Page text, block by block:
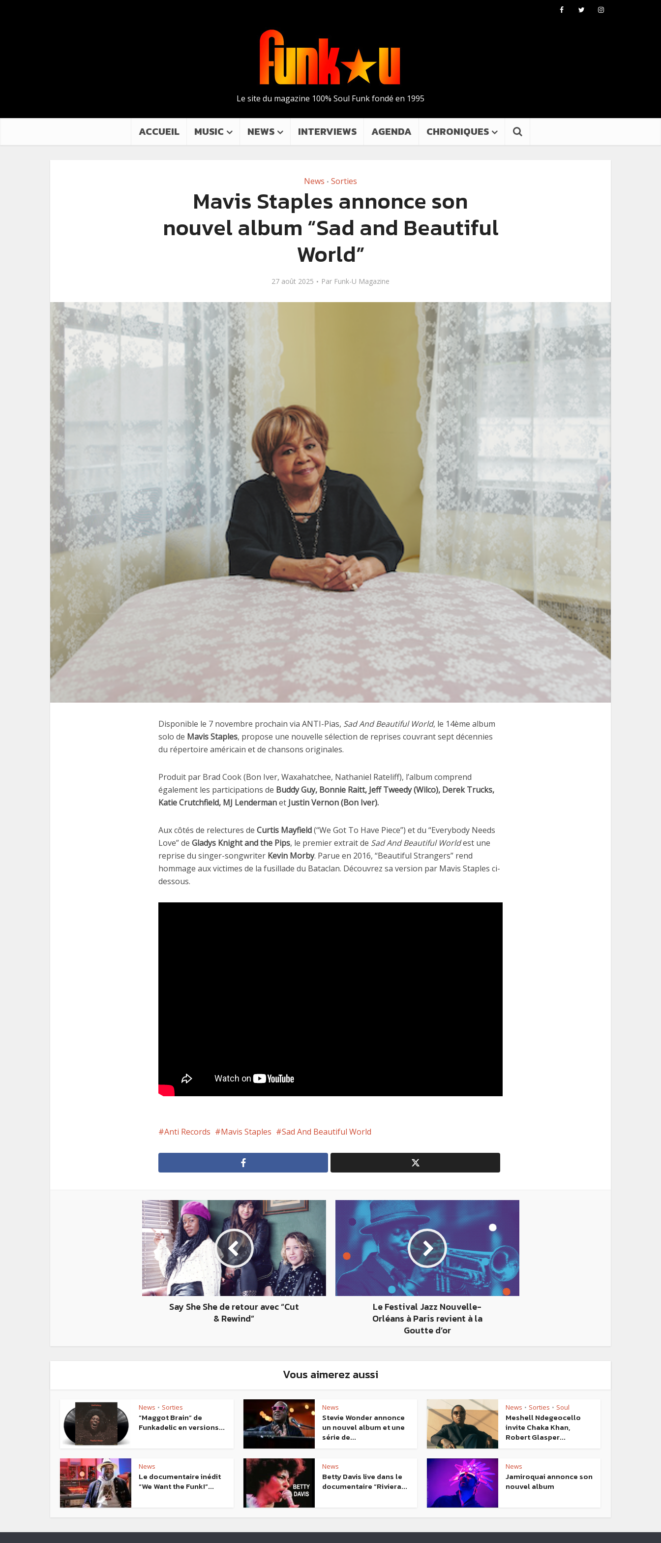
Le site du magazine 100% Soul Funk fondé en 1995
ACCUEIL MUSIC NEWS INTERVIEWS AGENDA CHRONIQUES
News • Sorties
Mavis Staples annonce son
nouvel album “Sad and Beautiful
World”
27 août 2025 Par Funk-U Magazine
Disponible le 7 novembre prochain via ANTI-Pias, Sad And Beautiful World, le 14ème album
solo de Mavis Staples, propose une nouvelle sélection de reprises couvrant sept décennies
du répertoire américain et de chansons originales.
Produit par Brad Cook (Bon Iver, Waxahatchee, Nathaniel Rateliff), l’album comprend
également les participations de Buddy Guy, Bonnie Raitt, Jeff Tweedy (Wilco), Derek Trucks,
Katie Crutchfield, MJ Lendermanet Justin Vernon (Bon Iver).
Aux côtés de relectures de Curtis Mayfield(“We Got To Have Piece”) et du “Everybody Needs
Love” de Gladys Knight and the Pips, le premier extrait de Sad And Beautiful Worldest une
reprise du singer-songwriter Kevin Morby. Parue en 2016, “Beautiful Strangers” rend
hommage aux victimes de la fusillade du Bataclan. Découvrez sa version par Mavis Staples ci-
dessous.
Anti Records Mavis Staples Sad And Beautiful World
Say She She de retour avec “Cut
& Rewind”
Le Festival Jazz Nouvelle-
Orléans à Paris revient à la
Goutte d’or
Vous aimerez aussi
News • Sorties
“Maggot Brain” de
Funkadelic en versions...
News
Stevie Wonder annonce
un nouvel album et une
série de...
News • Sorties • Soul
Meshell Ndegeocello
invite Chaka Khan,
Robert Glasper...
News
Le documentaire inédit
“We Want the Funk!”...
News
Betty Davis live dans le
documentaire “Riviera...
News
Jamiroquai annonce son
nouvel album